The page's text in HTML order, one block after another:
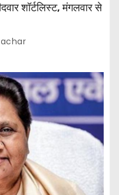
शॉर्टलिस्ट, मंगलवार से